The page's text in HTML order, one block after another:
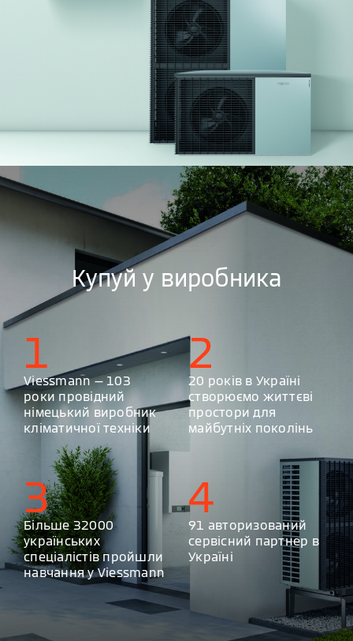
Купуй у виробника
1
Viessmann — 103
роки провідний
німецький виробник
кліматичної техніки
2
20 років в Україні
створюємо життєві
простори для
майбутніх поколінь
3
Більше 32000
українських
спеціалістів пройшли
навчання у Viessmann
4
91 авторизований
сервісний партнер в
Україні